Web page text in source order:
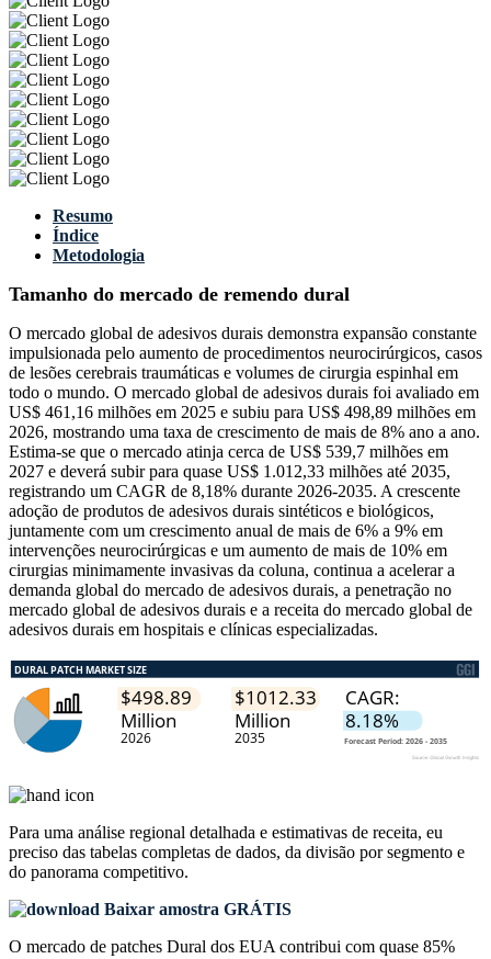
Resumo
Índice
Metodologia
Tamanho do mercado de remendo dural
O mercado global de adesivos durais demonstra expansão constante
impulsionada pelo aumento de procedimentos neurocirúrgicos, casos
de lesões cerebrais traumáticas e volumes de cirurgia espinhal em
todo o mundo. O mercado global de adesivos durais foi avaliado em
US$ 461,16 milhões em 2025 e subiu para US$ 498,89 milhões em
2026, mostrando uma taxa de crescimento de mais de 8% ano a ano.
Estima-se que o mercado atinja cerca de US$ 539,7 milhões em
2027 e deverá subir para quase US$ 1.012,33 milhões até 2035,
registrando um CAGR de 8,18% durante 2026-2035. A crescente
adoção de produtos de adesivos durais sintéticos e biológicos,
juntamente com um crescimento anual de mais de 6% a 9% em
intervenções neurocirúrgicas e um aumento de mais de 10% em
cirurgias minimamente invasivas da coluna, continua a acelerar a
demanda global do mercado de adesivos durais, a penetração no
mercado global de adesivos durais e a receita do mercado global de
adesivos durais em hospitais e clínicas especializadas.
Para uma análise regional detalhada e estimativas de receita, eu
preciso das tabelas completas de dados, da divisão por segmento e
do panorama competitivo.
Baixar amostra GRÁTIS
O mercado de patches Dural dos EUA contribui com quase 85%